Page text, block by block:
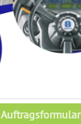
Auftragsformular